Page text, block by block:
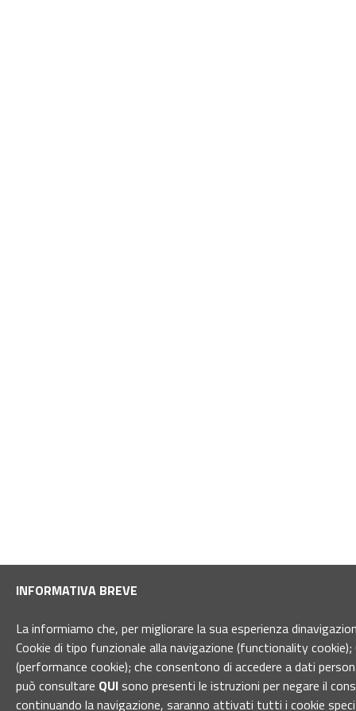
INFORMATIVA BREVE
La informiamo che, per migliorare la sua esperienza
Cookie di tipo funzionale alla navigazione (functionality
(performance cookie); che consentono di accedere a dati
può consultare QUIsono presenti le istruzioni per negare il
continuando la navigazione, saranno attivati tutti i cookie